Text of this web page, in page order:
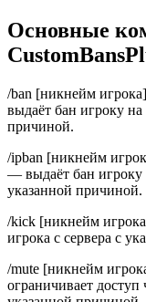
Основные
/ban [никнейм
выдаёт бан игроку
причиной.
/ipban [никнейм
— выдаёт бан игроку
указанной причиной.
/kick [никнейм
игрока с сервера с
/mute [никнейм
ограничивает доступ